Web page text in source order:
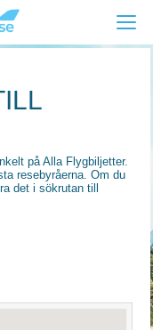
på Alla Flygbiljetter.
resebyråerna. Om du
det i sökrutan till